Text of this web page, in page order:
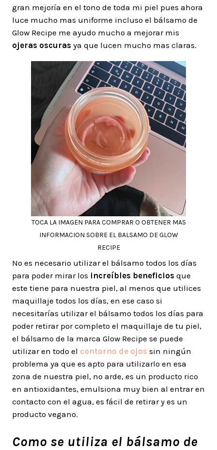
gran mejoría en el tono de toda mi piel pues ahora
luce mucho mas uniforme incluso el bálsamo de
Glow Recipe me ayudo mucho a mejorar mis
ojeras oscuras ya que lucen mucho mas claras.
TOCA LA IMAGEN PARA COMPRAR O OBTENER MAS
INFORMACION SOBRE EL BALSAMO DE GLOW
RECIPE
No es necesario utilizar el bálsamo todos los días
para poder mirar los increíbles beneficios que
este tiene para nuestra piel, al menos que utilices
maquillaje todos los días, en ese caso si
necesitarías utilizar el bálsamo todos los días para
poder retirar por completo el maquillaje de tu piel,
el bálsamo de la marca Glow Recipe se puede
utilizar en todo el contorno de ojos sin ningún
problema ya que es apto para utilizarlo en esa
zona de nuestra piel, no arde, es un producto rico
en antioxidantes, emulsiona muy bien al entrar en
contacto con el agua, es fácil de retirar y es un
producto vegano.
Como se utiliza el bálsamo de